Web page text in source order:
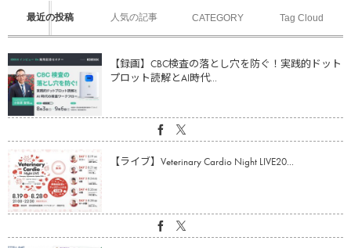
最近の投稿 人気の記事 CATEGORY Tag Cloud
【録画】CBC検査の落とし穴を防ぐ！実践的ドット
プロット読解とAI時代...
【ライブ】Veterinary Cardio Night LIVE20...